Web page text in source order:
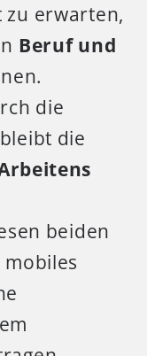
erwarten,
Beruf und
die
die
beiden